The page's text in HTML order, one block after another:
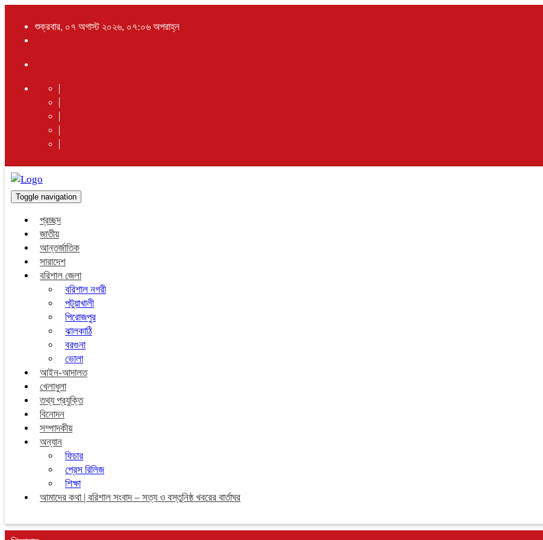
শুক্রবার, ০৭ অগাস্ট ২০২৬, ০৭:০৬ অপরাহ্ন
Toggle navigation
প্রচ্ছদ
জাতীয়
আন্তর্জাতিক
সারাদেশ
বরিশাল জেলা
বরিশাল নগরী
পটুয়াখালী
পিরোজপুর
ঝালকাঠি
বরগুনা
ভোলা
আইন-আদালত
খেলাধুলা
তথ্য প্রযুক্তি
বিনোদন
সম্পাদকীয়
অন্যান
ফিচার
প্রেস রিলিজ
শিক্ষা
আমাদের কথা | বরিশাল সংবাদ – সত্য ও বস্তুনিষ্ঠ খবরের বার্তাঘর